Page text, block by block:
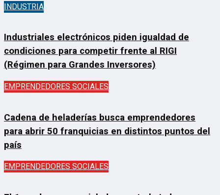
INDUSTRIA
Industriales electrónicos piden igualdad de
condiciones para competir frente al RIGI
(Régimen para Grandes Inversores)
EMPRENDEDORES SOCIALES
Cadena de heladerías busca emprendedores
para abrir 50 franquicias en distintos puntos del
país
EMPRENDEDORES SOCIALES